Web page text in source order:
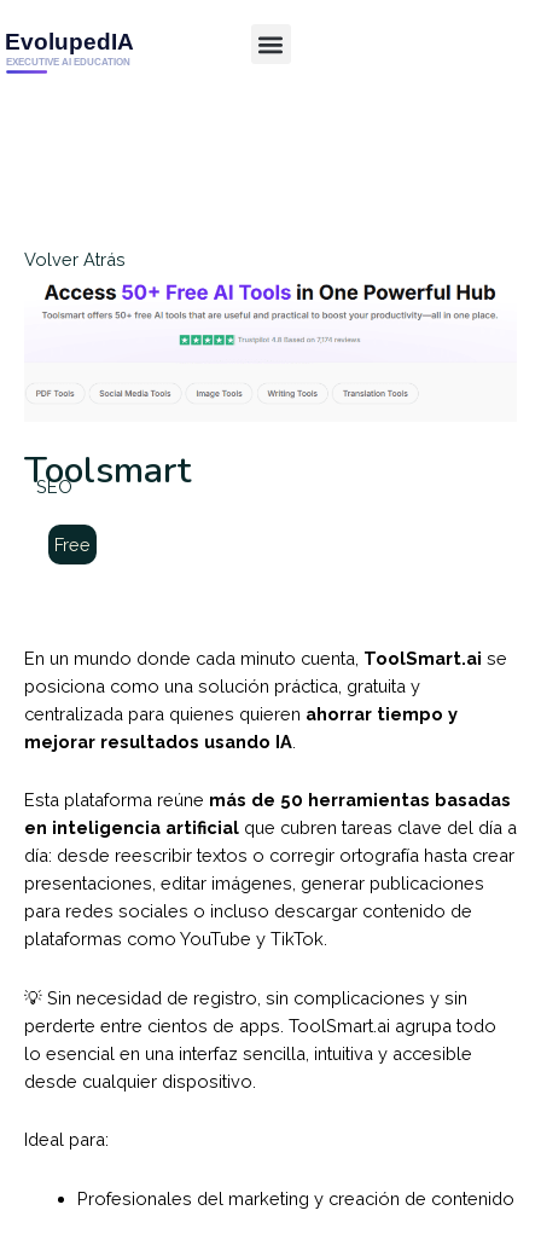
Volver Atrás
Toolsmart
SEO
Free
En un mundo donde cada minuto cuenta, ToolSmart.ai se
posiciona como una solución práctica, gratuita y
centralizada para quienes quieren ahorrar tiempo y
mejorar resultados usando IA
Esta plataforma reúne más de 50 herramientas basadas
en inteligencia artificial que cubren tareas clave del día a
día: desde reescribir textos o corregir ortografía hasta crear
presentaciones, editar imágenes, generar publicaciones
para redes sociales o incluso descargar contenido de
plataformas como YouTube y TikTok.
💡 Sin necesidad de registro, sin complicaciones y sin
perderte entre cientos de apps. ToolSmart.ai agrupa todo
lo esencial en una interfaz sencilla, intuitiva y accesible
desde cualquier dispositivo.
Ideal para:
Profesionales del marketing y creación de contenido